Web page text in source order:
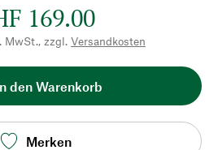
169.00
MwSt., zzgl. Versandkosten
den Warenkorb
Merken